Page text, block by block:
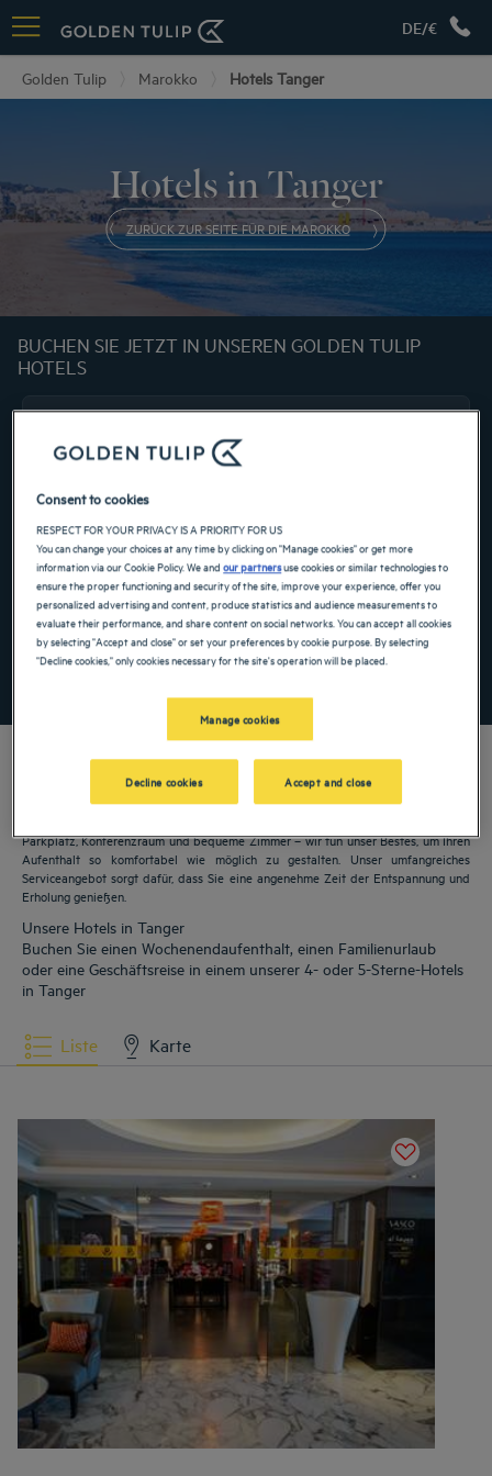
DE/€
Golden Tulip Marokko Hotels Tanger
Hotels in Tanger
ZURÜCK ZUR SEITE FÜR DIE MAROKKO
BUCHEN SIE JETZT IN UNSEREN GOLDEN TULIP
HOTELS
Navigate forward to interact with the calendar and select a date. Press the
Navigate backward to interact with the
FINDEN SIE EIN HOTEL
Spezialcode hinzufügen
Parkplatz, Konferenzraum und bequeme Zimmer – wir tun unser Bestes, um Ihren
Aufenthalt so komfortabel wie möglich zu gestalten. Unser umfangreiches
Serviceangebot sorgt dafür, dass Sie eine angenehme Zeit der Entspannung und
Erholung genießen.
Unsere Hotels in Tanger
Buchen Sie einen Wochenendaufenthalt, einen Familienurlaub
oder eine Geschäftsreise in einem unserer 4- oder 5-Sterne-Hotels
in Tanger
Liste Karte
Consent to cookies
RESPECT FOR YOUR PRIVACY IS A PRIORITY FOR US
You can change your choices at any time by clicking on "Manage cookies" or get more
information via our Cookie Policy. We andour partnersuse cookies or similar technologies to
ensure the proper functioning and security of the site, improve your experience, offer you
personalized advertising and content, produce statistics and audience measurements to
evaluate their performance, and share content on social networks. You can accept all cookies
by selecting "Accept and close" or set your preferences by cookie purpose. By selecting
"Decline cookies," only cookies necessary for the site's operation will be placed.
Manage cookies
Decline cookies Accept and close